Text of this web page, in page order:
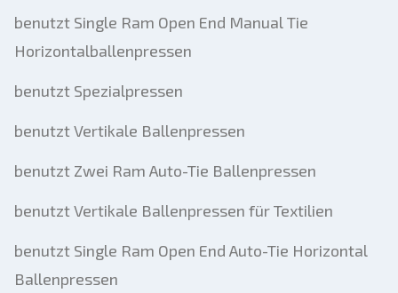
benutzt Single Ram Open End Manual Tie
Horizontalballenpressen
benutzt Spezialpressen
benutzt Vertikale Ballenpressen
benutzt Zwei Ram Auto-Tie Ballenpressen
benutzt Vertikale Ballenpressen für Textilien
benutzt Single Ram Open End Auto-Tie Horizontal
Ballenpressen